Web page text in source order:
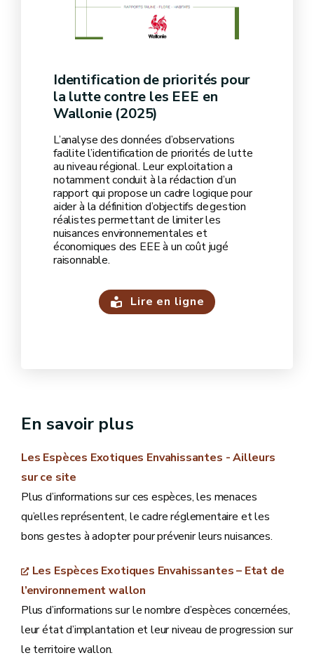
Identification de priorités pour
la lutte contre les EEE en
Wallonie (2025)
L’analyse des données d’observations
facilite l’identification de priorités de lutte
au niveau régional. Leur exploitation a
notamment conduit à la rédaction d’un
rapport qui propose un cadre logique pour
aider à la définition d’objectifs de gestion
réalistes permettant de limiter les
nuisances environnementales et
économiques des EEE à un coût jugé
raisonnable.
Lire en ligne
En savoir plus
Les Espèces Exotiques Envahissantes - Ailleurs
sur ce site
Plus d’informations sur ces espèces, les menaces
qu’elles représentent, le cadre réglementaire et les
bons gestes à adopter pour prévenir leurs nuisances.
Les Espèces Exotiques Envahissantes – Etat de
l’environnement wallon
Plus d’informations sur le nombre d’espèces concernées,
leur état d’implantation et leur niveau de progression sur
le territoire wallon.